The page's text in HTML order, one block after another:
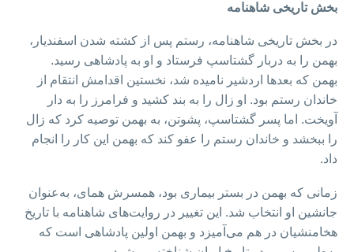
بخش تاریخی شاهنامه
در بخش تاریخی شاهنامه، رستم پس از کشته شدن اسفندیار،
بهمن را به دربار گشتاسپ فرستاد و او به پادشاهی رسید.
بهمن که بعدها اردشیر نامیده شد، نخستین اقدامش انتقام از
خاندان رستم بود. او زال را به بند کشید و فرامرز را به دار
آویخت. اما پسر گشتاسپ، پشوتن، به بهمن توصیه کرد که زال
را ببخشد و خاندان رستم را عفو کند که بهمن این کار را انجام
داد.
زمانی که بهمن در بستر بیماری بود، همسرش همای، به‌عنوان
جانشین او انتخاب شد. این تغییر در روایت‌های شاهنامه با تاریخ
هخامنشیان در هم می‌آمیزد و بهمن اولین پادشاهی است که